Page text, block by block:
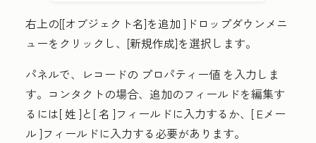
右上の[[オブジェクト名]を追加 ]ドロップダウンメニ
ューをクリックし、[新規作成]を選択します。
パネルで、レコードの プロパティー値 を入力しま
す。コンタクトの場合、追加のフィールドを編集す
るには[姓 ]と[名 ]フィールドに入力するか、[ Eメー
ル ]フィールドに入力する必要があります。